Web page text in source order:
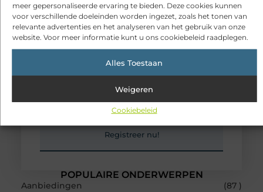
meer gepersonaliseerde ervaring te bieden. Deze cookies kunnen
voor verschillende doeleinden worden ingezet, zoals het tonen van
relevante advertenties en het analyseren van het gebruik van onze
website. Voor meer informatie kunt u ons cookiebeleid raadplegen.
Alles Toestaan
Weigeren
Cookiebeleid
POPULAIRE ONDERWERPEN
Aanbiedingen
(87 )
Registreer en deeljouw blog met de
wereld!
ervaringen met een breed publiek op ons
Registreer nu!